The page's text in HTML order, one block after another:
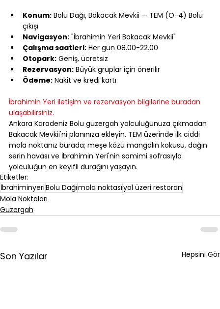
Konum: Bolu Dağı, Bakacak Mevkii — TEM (O-4) Bolu
çıkışı
Navigasyon: "İbrahimin Yeri Bakacak Mevkii"
Çalışma saatleri: Her gün 08.00-22.00
Otopark: Geniş, ücretsiz
Rezervasyon: Büyük gruplar için önerilir
Ödeme: Nakit ve kredi kartı
İbrahimin Yeri iletişim ve rezervasyon bilgilerine buradan
ulaşabilirsiniz.
Ankara Karadeniz Bolu güzergah yolculuğunuza çıkmadan
Bakacak Mevkii'ni planınıza ekleyin. TEM üzerinde ilk ciddi
mola noktanız burada; meşe közü mangalın kokusu, dağın
serin havası ve İbrahimin Yeri'nin samimi sofrasıyla
yolculuğun en keyifli durağını yaşayın.
Etiketler:
İbrahiminyeriBolu Dağımola noktasıyol üzeri restoran
Mola Noktaları
Güzergah
Son Yazılar Hepsini Gör